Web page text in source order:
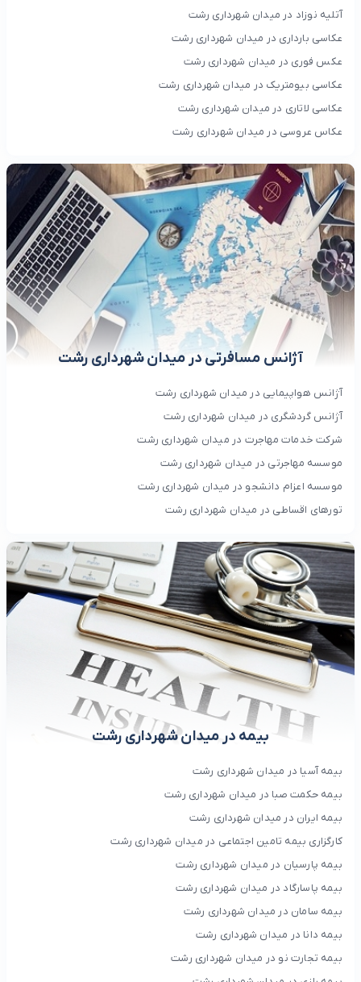
آتلیه نوزاد در میدان شهرداری رشت
عکاسی بارداری در میدان شهرداری رشت
عکس فوری در میدان شهرداری رشت
عکاسی بیومتریک در میدان شهرداری رشت
عکاسی لاتاری در میدان شهرداری رشت
عکاس عروسی در میدان شهرداری رشت
آژانس مسافرتی در میدان شهرداری رشت
آژانس هواپیمایی در میدان شهرداری رشت
آژانس گردشگری در میدان شهرداری رشت
شرکت خدمات مهاجرت در میدان شهرداری رشت
موسسه مهاجرتی در میدان شهرداری رشت
موسسه اعزام دانشجو در میدان شهرداری رشت
تورهای اقساطی در میدان شهرداری رشت
بیمه در میدان شهرداری رشت
بیمه آسیا در میدان شهرداری رشت
بیمه حکمت صبا در میدان شهرداری رشت
بیمه ایران در میدان شهرداری رشت
کارگزاری بیمه تامین اجتماعی در میدان شهرداری رشت
بیمه پارسیان در میدان شهرداری رشت
بیمه پاسارگاد در میدان شهرداری رشت
بیمه سامان در میدان شهرداری رشت
بیمه دانا در میدان شهرداری رشت
بیمه تجارت نو در میدان شهرداری رشت